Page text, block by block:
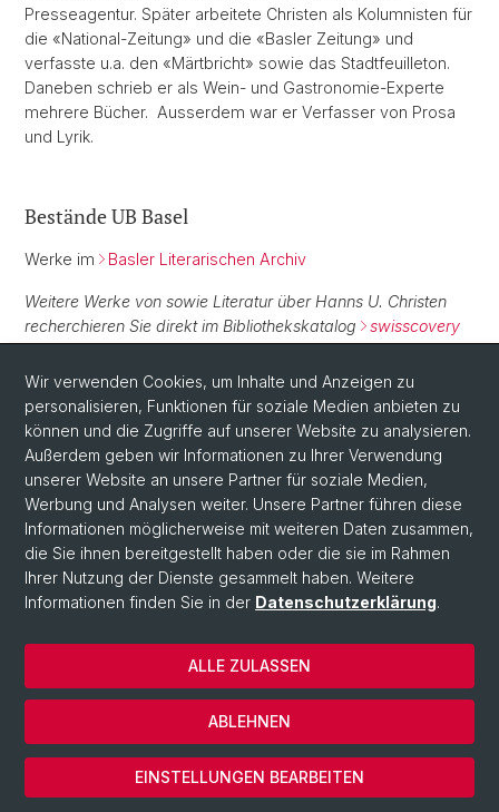
Presseagentur. Später arbeitete Christen als Kolumnisten für
die «National-Zeitung» und die «Basler Zeitung» und
verfasste u.a. den «Märtbricht» sowie das Stadtfeuilleton.
Daneben schrieb er als Wein- und Gastronomie-Experte
mehrere Bücher. Ausserdem war er Verfasser von Prosa
und Lyrik.
Bestände UB Basel
Werke im Basler Literarischen Archiv
Weitere Werke von sowie Literatur über Hanns U. Christen
recherchieren Sie direkt im Bibliothekskatalog
swisscovery
Basel.
Normdaten
GND: 172020824
Wir verwenden Cookies, um Inhalte und Anzeigen zu
personalisieren, Funktionen für soziale Medien anbieten zu
können und die Zugriffe auf unserer Website zu analysieren.
Außerdem geben wir Informationen zu Ihrer Verwendung
unserer Website an unsere Partner für soziale Medien,
Werbung und Analysen weiter. Unsere Partner führen diese
Informationen möglicherweise mit weiteren Daten zusammen,
die Sie ihnen bereitgestellt haben oder die sie im Rahmen
Ihrer Nutzung der Dienste gesammelt haben. Weitere
Informationen finden Sie in der Datenschutzerklärung.
EINSTELLUNGEN BEARBEITEN
ABLEHNEN
ALLE ZULASSEN